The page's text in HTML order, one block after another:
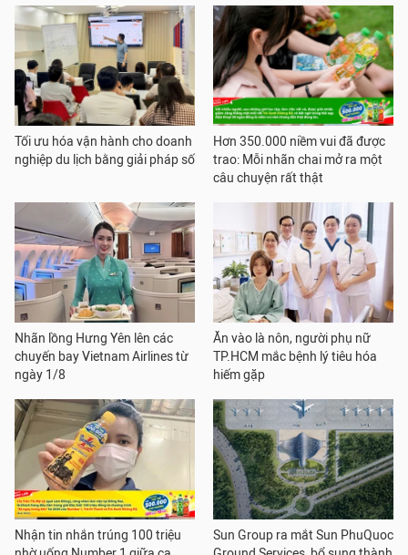
Tối ưu hóa vận hành cho doanh
nghiệp du lịch bằng giải pháp số
Hơn 350.000 niềm vui đã được
trao: Mỗi nhãn chai mở ra một
câu chuyện rất thật
Nhãn lồng Hưng Yên lên các
chuyến bay Vietnam Airlines từ
ngày 1/8
Ăn vào là nôn, người phụ nữ
TP.HCM mắc bệnh lý tiêu hóa
hiếm gặp
Nhận tin nhắn trúng 100 triệu
Sun Group ra mắt Sun PhuQuoc